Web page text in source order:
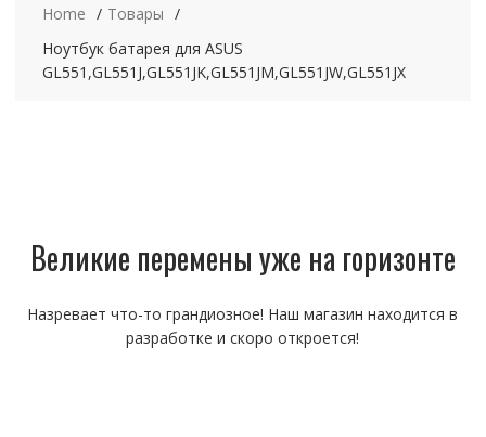
Home
Товары
Ноутбук батарея для ASUS
GL551,GL551J,GL551JK,GL551JM,GL551JW,GL551JX
Великие перемены уже на горизонте
Назревает что-то грандиозное! Наш магазин находится в
разработке и скоро откроется!